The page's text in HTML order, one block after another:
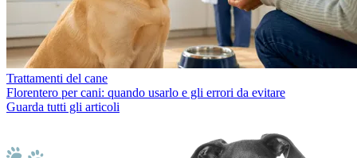
Trattamenti del cane
Florentero per cani: quando usarlo e gli errori da evitare
Guarda tutti gli articoli